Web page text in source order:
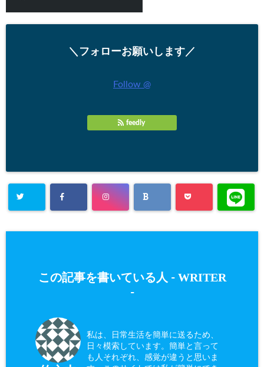
＼フォローお願いします／
Follow @
feedly
この記事を書いている人 - WRITER
-
私は、日常生活を簡単に送るため、
日々模索しています。簡単と言って
も人それぞれ、感覚が違うと思いま